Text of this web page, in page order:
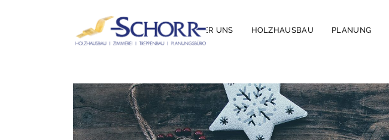
ÜBER UNS HOLZHAUSBAU PLANUNG